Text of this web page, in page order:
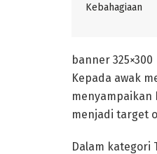
Kebahagiaan
banner 325×300
Kepada awak
menyampaikan
menjadi target
Dalam kategori